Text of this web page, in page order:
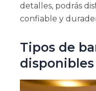
detalles, podrás
confiable y
Tipos de
disponibles